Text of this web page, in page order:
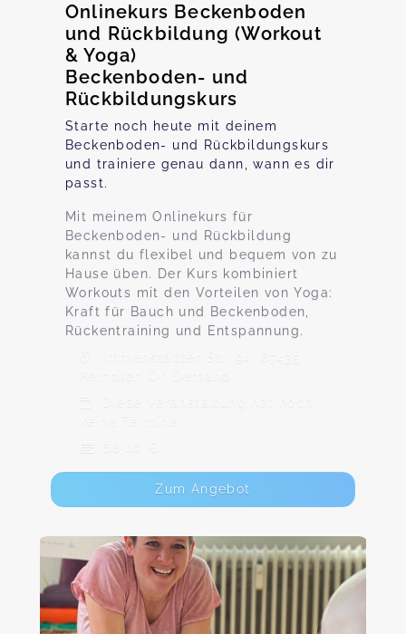
Onlinekurs Beckenboden
und Rückbildung (Workout
& Yoga)
Beckenboden- und
Rückbildungskurs
Starte noch heute mit deinem
Beckenboden- und Rückbildungskurs
und trainiere genau dann, wann es dir
passt.
Mit meinem Onlinekurs für
Beckenboden- und Rückbildung
kannst du flexibel und bequem von zu
Hause üben. Der Kurs kombiniert
Workouts mit den Vorteilen von Yoga:
Kraft für Bauch und Beckenboden,
Rückentraining und Entspannung.
Immenstädter Str. 94, 87435
Kempten On Demand
Diese Veranstaltung hat noch
keine Termine.
68,00 €
Zum Angebot